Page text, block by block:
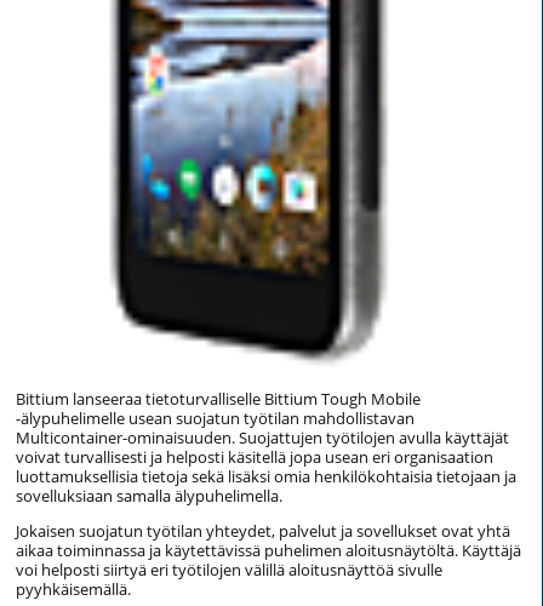
Bittium lanseeraa tietoturvalliselle Bittium Tough Mobile
-älypuhelimelle usean suojatun työtilan mahdollistavan
Multicontainer-ominaisuuden. Suojattujen työtilojen avulla käyttäjät
voivat turvallisesti ja helposti käsitellä jopa usean eri organisaation
luottamuksellisia tietoja sekä lisäksi omia henkilökohtaisia tietojaan ja
sovelluksiaan samalla älypuhelimella.
Jokaisen suojatun työtilan yhteydet, palvelut ja sovellukset ovat yhtä
aikaa toiminnassa ja käytettävissä puhelimen aloitusnäytöltä. Käyttäjä
voi helposti siirtyä eri työtilojen välillä aloitusnäyttöä sivulle
pyyhkäisemällä.